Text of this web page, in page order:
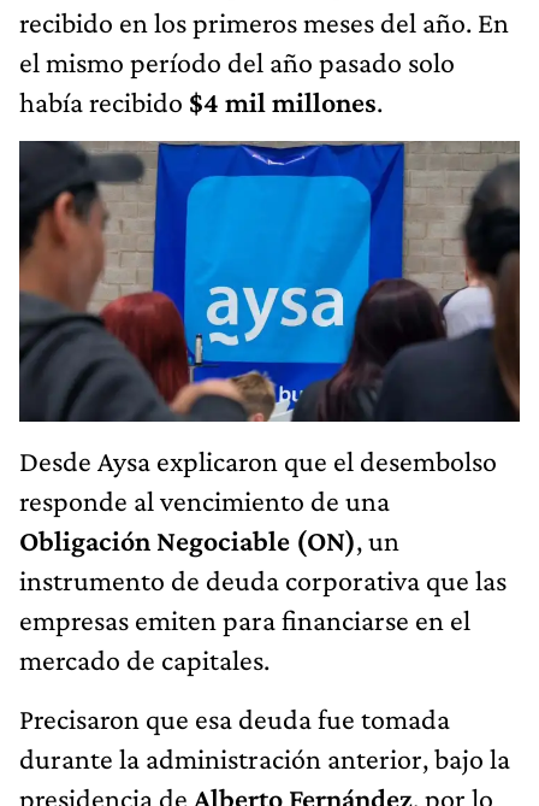
recibido en los primeros meses del año. En
el mismo período del año pasado solo
había recibido $4 mil millones.
Desde Aysa explicaron que el desembolso
responde al vencimiento de una
Obligación Negociable (ON), un
instrumento de deuda corporativa que las
empresas emiten para financiarse en el
mercado de capitales.
Precisaron que esa deuda fue tomada
durante la administración anterior, bajo la
presidencia de Alberto Fernández, por lo